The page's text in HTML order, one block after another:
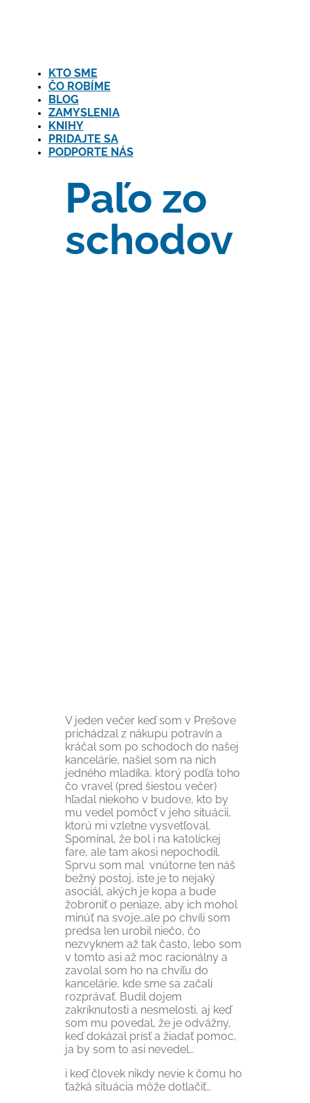
KTO SME
ČO ROBÍME
BLOG
ZAMYSLENIA
KNIHY
PRIDAJTE SA
PODPORTE NÁS
Paľo zo
schodov
V jeden večer keď som v Prešove
prichádzal z nákupu potravín a
kráčal som po schodoch do našej
kancelárie, našiel som na nich
jedného mladíka, ktorý podľa toho
čo vravel (pred šiestou večer)
hľadal niekoho v budove, kto by
mu vedel pomôcť v jeho situácii,
ktorú mi vzletne vysvetľoval.
Spomínal, že bol i na katolíckej
fare, ale tam akosi nepochodil.
Sprvu som mal vnútorne ten náš
bežný postoj, iste je to nejaký
asociál, akých je kopa a bude
žobroniť o peniaze, aby ich mohol
minúť na svoje…ale po chvíli som
predsa len urobil niečo, čo
nezvyknem až tak často, lebo som
v tomto asi až moc racionálny a
zavolal som ho na chvíľu do
kancelárie, kde sme sa začali
rozprávať. Budil dojem
zakríknutosti a nesmelosti, aj keď
som mu povedal, že je odvážny,
keď dokázal prísť a žiadať pomoc,
ja by som to asi nevedel…
i keď človek nikdy nevie k čomu ho
ťažká situácia môže dotlačiť…